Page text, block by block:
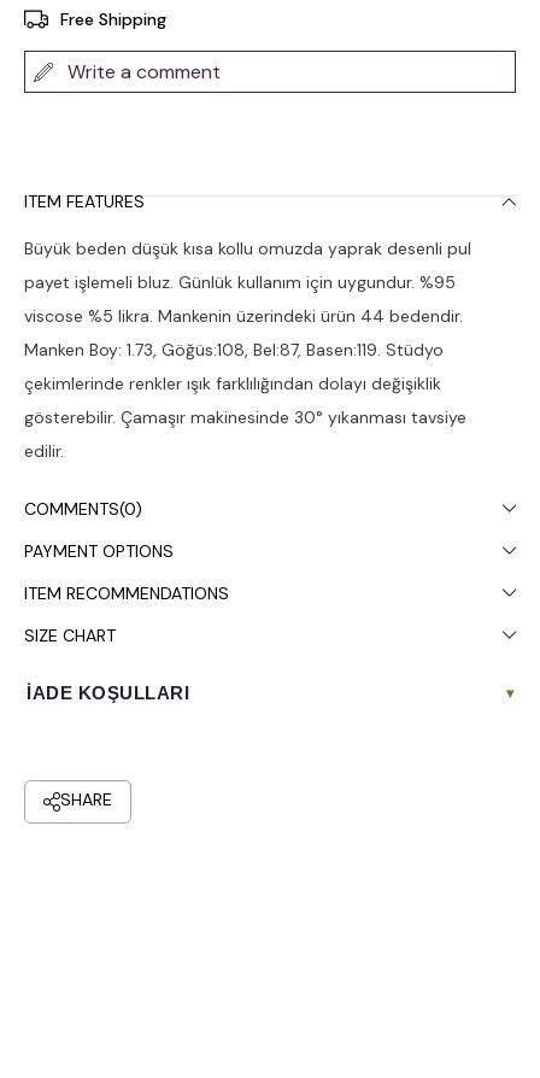
Free Shipping
Write a comment
ITEM FEATURES
Büyük beden düşük kısa kollu omuzda yaprak desenli pul
payet işlemeli bluz. Günlük kullanım için uygundur. %95
viscose %5 likra. Mankenin üzerindeki ürün 44 bedendir.
Manken Boy: 1.73, Göğüs:108, Bel:87, Basen:119. Stüdyo
çekimlerinde renkler ışık farklılığından dolayı değişiklik
gösterebilir. Çamaşır makinesinde 30° yıkanması tavsiye
edilir.
COMMENTS(0)
PAYMENT OPTIONS
ITEM RECOMMENDATIONS
SIZE CHART
İADE KOŞULLARI ▾